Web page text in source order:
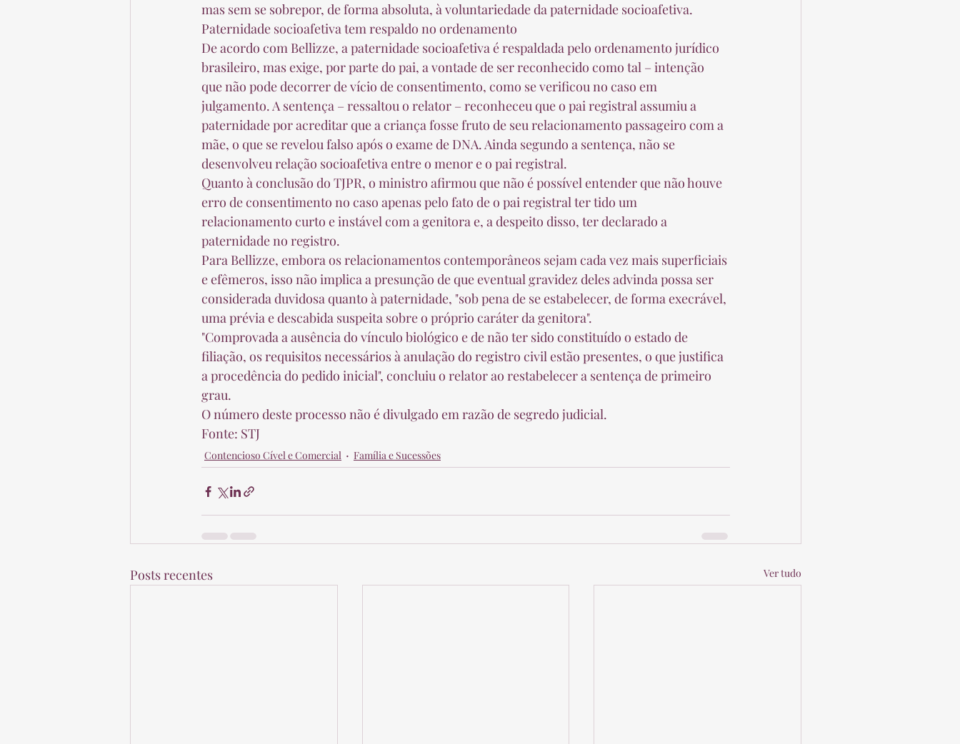
mas sem se sobrepor, de forma absoluta, à voluntariedade da paternidade socioafetiva.
Paternidade socioafetiva tem respaldo no ordenamento
De acordo com Bellizze, a paternidade socioafetiva é respaldada pelo ordenamento jurídico
brasileiro, mas exige, por parte do pai, a vontade de ser reconhecido como tal – intenção
que não pode decorrer de vício de consentimento, como se verificou no caso em
julgamento. A sentença – ressaltou o relator – reconheceu que o pai registral assumiu a
paternidade por acreditar que a criança fosse fruto de seu relacionamento passageiro com a
mãe, o que se revelou falso após o exame de DNA. Ainda segundo a sentença, não se
desenvolveu relação socioafetiva entre o menor e o pai registral.
Quanto à conclusão do TJPR, o ministro afirmou que não é possível entender que não houve
erro de consentimento no caso apenas pelo fato de o pai registral ter tido um
relacionamento curto e instável com a genitora e, a despeito disso, ter declarado a
paternidade no registro.
Para Bellizze, embora os relacionamentos contemporâneos sejam cada vez mais superficiais
e efêmeros, isso não implica a presunção de que eventual gravidez deles advinda possa ser
considerada duvidosa quanto à paternidade, "sob pena de se estabelecer, de forma execrável,
uma prévia e descabida suspeita sobre o próprio caráter da genitora".
"Comprovada a ausência do vínculo biológico e de não ter sido constituído o estado de
filiação, os requisitos necessários à anulação do registro civil estão presentes, o que justifica
a procedência do pedido inicial", concluiu o relator ao restabelecer a sentença de primeiro
grau.
O número deste processo não é divulgado em razão de segredo judicial.
Fonte: STJ
Contencioso Cível e Comercial Família e Sucessões
Posts recentes Ver tudo